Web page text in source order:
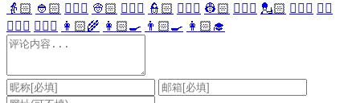
👵🏻 👲🏻 👳🏻‍♀️ 👳🏻 👮🏻‍♀️ 👮🏻 👷🏻‍♀️ 👷🏻 💂🏻‍♀️ 💂🏻 🕵🏻‍♀️ 🕵🏻
👩🏻‍⚕️ 👨🏻‍⚕️ 👩🏻‍🌾 👩🏻‍🍳 👨🏻‍🍳 👩🏻‍🎓